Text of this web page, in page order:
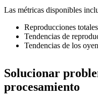
Las métricas disponibles
Reproducciones
Tendencias de
Tendencias de los
Solucionar
procesamiento